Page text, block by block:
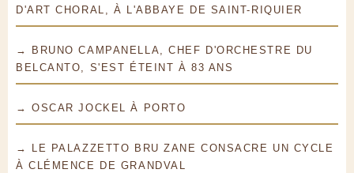
D'ART CHORAL, À L'ABBAYE DE SAINT-RIQUIER
→ BRUNO CAMPANELLA, CHEF D'ORCHESTRE DU
BELCANTO, S'EST ÉTEINT À 83 ANS
→ OSCAR JOCKEL À PORTO
→ LE PALAZZETTO BRU ZANE CONSACRE UN CYCLE
À CLÉMENCE DE GRANDVAL